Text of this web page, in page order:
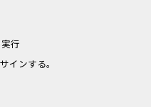
行
インする。